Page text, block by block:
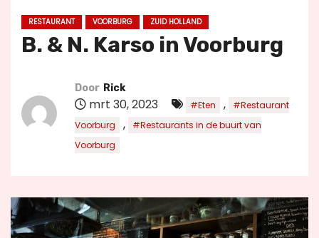
RESTAURANT VOORBURG ZUID HOLLAND
B. & N. Karso in Voorburg
Door Rick
mrt 30, 2023 #Eten ,
#Restaurant
Voorburg
,
#Restaurants in de buurt van
Voorburg